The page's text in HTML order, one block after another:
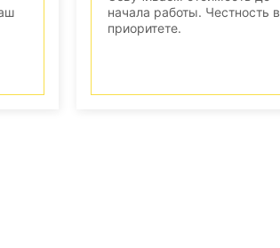
начала работы. Честность в
приоритете.